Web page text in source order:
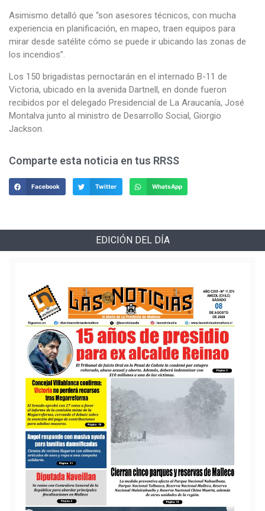
Asimismo detalló que “son asesores técnicos, con mucha
experiencia en planificación, en mapeo, traen equipos para
mirar desde satélite cómo se puede ir ubicando las zonas de
los incendios”.
Los 150 brigadistas pernoctarán en el internado B-11 de
Victoria, ubicado en la avenida Dartnell, en donde fueron
recibidos por el delegado Presidencial de La Araucanía, José
Montalva junto al ministro de Desarrollo Social, Giorgio
Jackson.
Comparte esta noticia en tus RRSS
Facebook Twitter WhatsApp
EDICIÓN DEL DÍA